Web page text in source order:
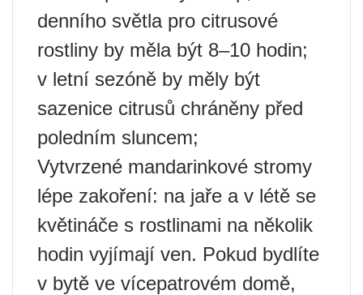
denního světla pro citrusové
rostliny by měla být 8–10 hodin;
v letní sezóně by měly být
sazenice citrusů chráněny před
poledním sluncem;
Vytvrzené mandarinkové stromy
lépe zakoření: na jaře a v létě se
květináče s rostlinami na několik
hodin vyjímají ven. Pokud bydlíte
v bytě ve vícepatrovém domě,